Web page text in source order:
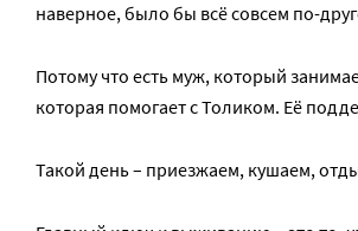
наверное, было бы всё совсем по-
Потому что есть муж, который
которая помогает с Толиком. Её
Такой день – приезжаем, кушаем,